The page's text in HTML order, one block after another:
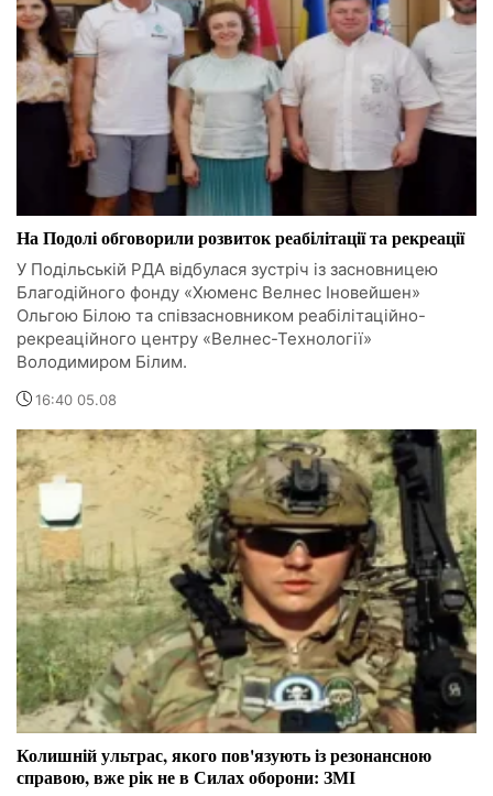
На Подолі обговорили розвиток реабілітації та рекреації
У Подільській РДА відбулася зустріч із засновницею
Благодійного фонду «Хюменс Велнес Іновейшен»
Ольгою Білою та співзасновником реабілітаційно-
рекреаційного центру «Велнес-Технології»
Володимиром Білим.
16:40 05.08
Колишній ультрас, якого пов'язують із резонансною
справою, вже рік не в Силах оборони: ЗМІ